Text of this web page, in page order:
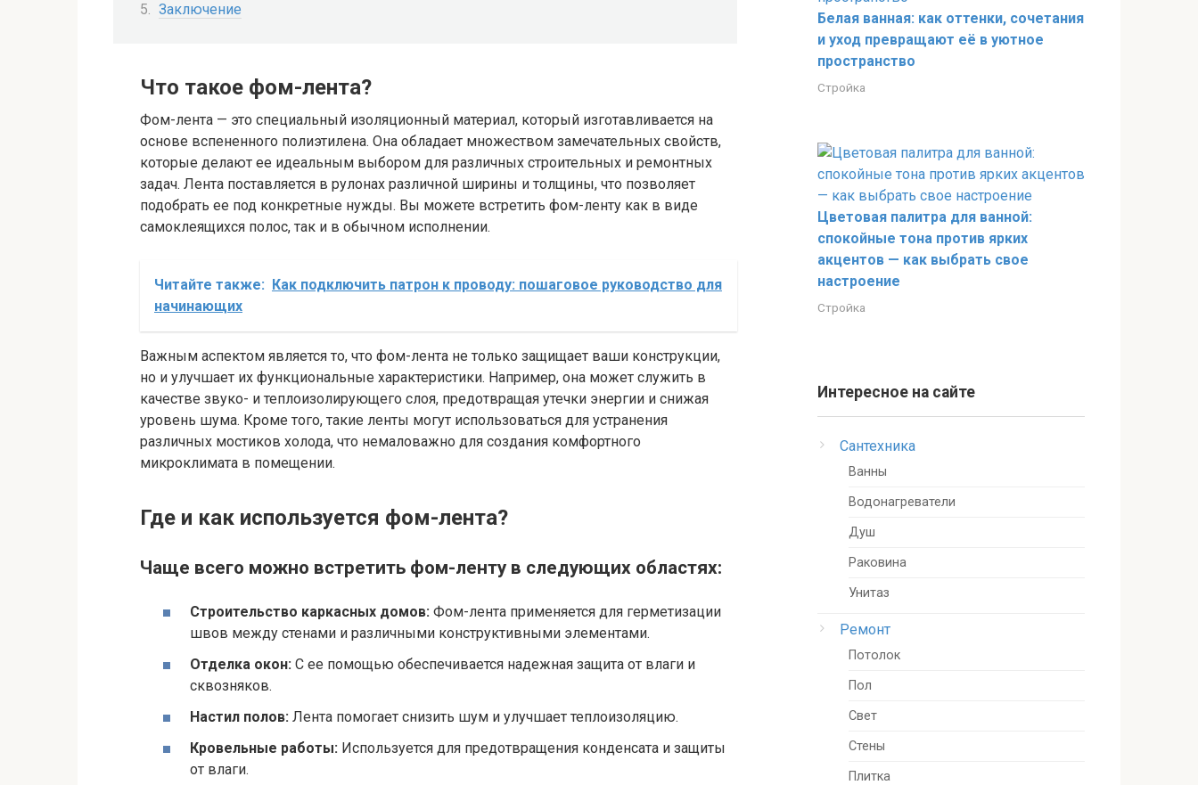
Заключение
Что такое фом-лента?
Фом-лента — это специальный изоляционный материал, который изготавливается на
основе вспененного полиэтилена. Она обладает множеством замечательных свойств,
которые делают ее идеальным выбором для различных строительных и ремонтных
задач. Лента поставляется в рулонах различной ширины и толщины, что позволяет
подобрать ее под конкретные нужды. Вы можете встретить фом-ленту как в виде
самоклеящихся полос, так и в обычном исполнении.
Читайте также:
Как подключить патрон к проводу: пошаговое руководство для
начинающих
Важным аспектом является то, что фом-лента не только защищает ваши конструкции,
но и улучшает их функциональные характеристики. Например, она может служить в
качестве звуко- и теплоизолирующего слоя, предотвращая утечки энергии и снижая
уровень шума. Кроме того, такие ленты могут использоваться для устранения
различных мостиков холода, что немаловажно для создания комфортного
микроклимата в помещении.
Где и как используется фом-лента?
Чаще всего можно встретить фом-ленту в следующих областях:
Строительство каркасных домов: Фом-лента применяется для герметизации
швов между стенами и различными конструктивными элементами.
Отделка окон: С ее помощью обеспечивается надежная защита от влаги и
сквозняков.
Настил полов: Лента помогает снизить шум и улучшает теплоизоляцию.
Кровельные работы: Используется для предотвращения конденсата и защиты
от влаги.
Белая ванная: как оттенки, сочетания
и уход превращают её в уютное
пространство
Стройка
Цветовая палитра для ванной:
спокойные тона против ярких
акцентов — как выбрать свое
настроение
Стройка
Интересное на сайте
Сантехника
Ванны
Водонагреватели
Душ
Раковина
Унитаз
Ремонт
Потолок
Пол
Свет
Стены
Плитка